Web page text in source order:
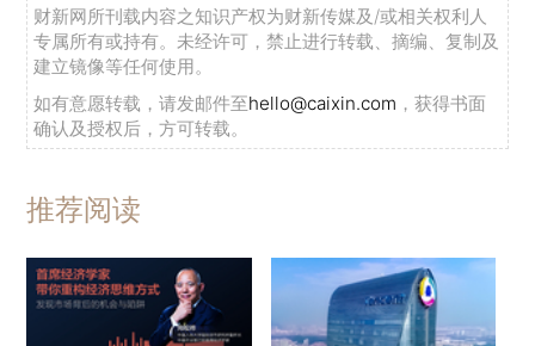
财新网所刊载内容之知识产权为财新传媒及/或相关权利人
专属所有或持有。未经许可，禁止进行转载、摘编、复制及
建立镜像等任何使用。
如有意愿转载，请发邮件至hello@caixin.com ，获得书面
确认及授权后，方可转载。
推荐阅读